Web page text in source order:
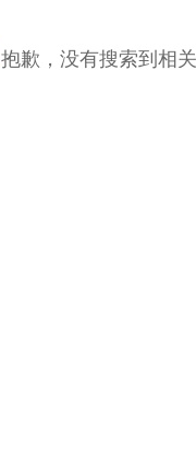
抱歉，没有搜索到相